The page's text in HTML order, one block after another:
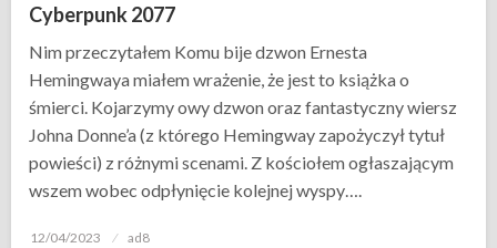
Cyberpunk 2077
Nim przeczytałem Komu bije dzwon Ernesta
Hemingwaya miałem wrażenie, że jest to książka o
śmierci. Kojarzymy owy dzwon oraz fantastyczny wiersz
Johna Donne’a (z którego Hemingway zapożyczył tytuł
powieści) z różnymi scenami. Z kościołem ogłaszającym
wszem wobec odpłynięcie kolejnej wyspy….
Opublikowane
12/04/2023 ad8